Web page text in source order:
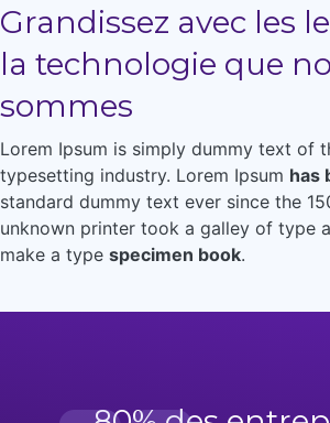
Grandissez avec les
la technologie que
sommes
Lorem Ipsum is simply dummy text of
typesetting industry. Lorem Ipsum has
standard dummy text ever since the
unknown printer took a galley of type
make a type specimen book.